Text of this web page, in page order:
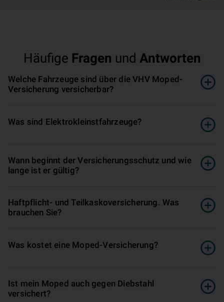
Häufige Fragen und Antworten
Welche Fahrzeuge sind über die VHV Moped-
Versicherung versicherbar?
Was sind Elektrokleinst­fahr­zeug­e?
Wann beginnt der Ver­si­che­rungs­schutz und wie
lange ist er gültig?
Haft­pflicht- und Teilkasko­ver­si­che­rung. Was
brauchen Sie?
Was kostet eine Moped-Versicherung?
Ist mein Moped auch gegen Diebstahl
versichert?